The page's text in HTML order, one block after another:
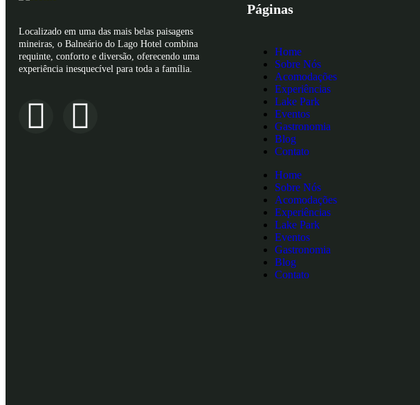
Localizado em uma das mais belas paisagens
mineiras, o Balneário do Lago Hotel combina
requinte, conforto e diversão, oferecendo uma
experiência inesquecível para toda a família.
Páginas
Home
Sobre Nós
Acomodações
Experiências
Lake Park
Eventos
Gastronomia
Blog
Contato
Home
Sobre Nós
Acomodações
Experiências
Lake Park
Eventos
Gastronomia
Blog
Contato